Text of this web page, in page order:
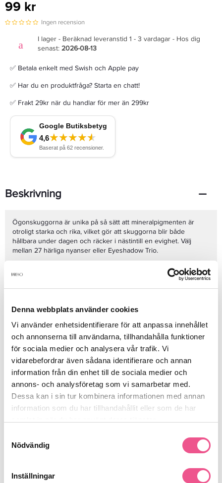
Denna webbplats använder cookies
Vi använder enhetsidentifierare för att anpassa innehållet
och annonserna till användarna, tillhandahålla funktioner
för sociala medier och analysera vår trafik. Vi
vidarebefordrar även sådana identifierare och annan
information från din enhet till de sociala medier och
annons- och analysföretag som vi samarbetar med.
Dessa kan i sin tur kombinera informationen med annan
information som du har tillhandahållit eller som de har
Nödvändig
Inställningar
99 kr
Ingen recension
I lager - Beräknad leveranstid 1 - 3 vardagar - Hos dig
senast: 2026-08-13
✅ Betala enkelt med Swish och Apple pay
✅ Har du en produktfråga? Starta en chatt!
✅ Frakt 29kr när du handlar för mer än 299kr
Beskrivning
Ögonskuggorna är unika på så sätt att mineralpigmenten är
otroligt starka och rika, vilket gör att skuggorna blir både
hållbara under dagen och räcker i nästintill en evighet. Välj
mellan 27 härliga nyanser eller Eyeshadow Trio.
Produktdetaljer
Recensioner
Finns i:
Ögonskugga
Liknande produkter